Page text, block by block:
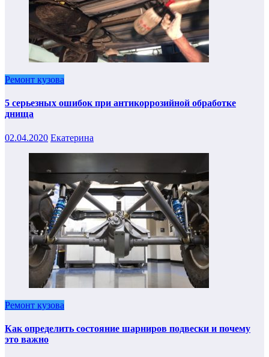
Ремонт кузова
5 серьезных ошибок при антикоррозийной обработке
днища
02.04.2020 Екатерина
Ремонт кузова
Как определить состояние шарниров подвески и почему
это важно